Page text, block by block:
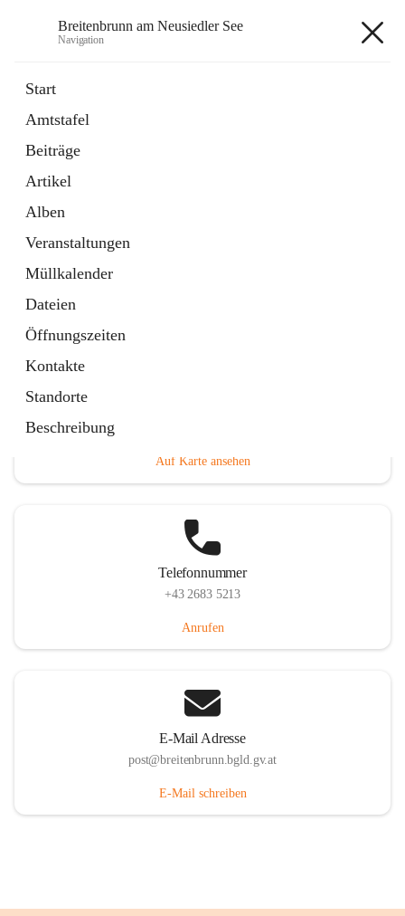
Breitenbrunn am Neusiedler See
Navigation
Start
Amtstafel
Beiträge
Artikel
Alben
Veranstaltungen
Müllkalender
Dateien
Öffnungszeiten
Kontakte
Standorte
Beschreibung
18 Schnellzugriffe
Gemeindeservice
Auf Karte ansehen
Telefonnummer
+43 2683 5213
Anrufen
E-Mail Adresse
post@breitenbrunn.bgld.gv.at
E-Mail schreiben